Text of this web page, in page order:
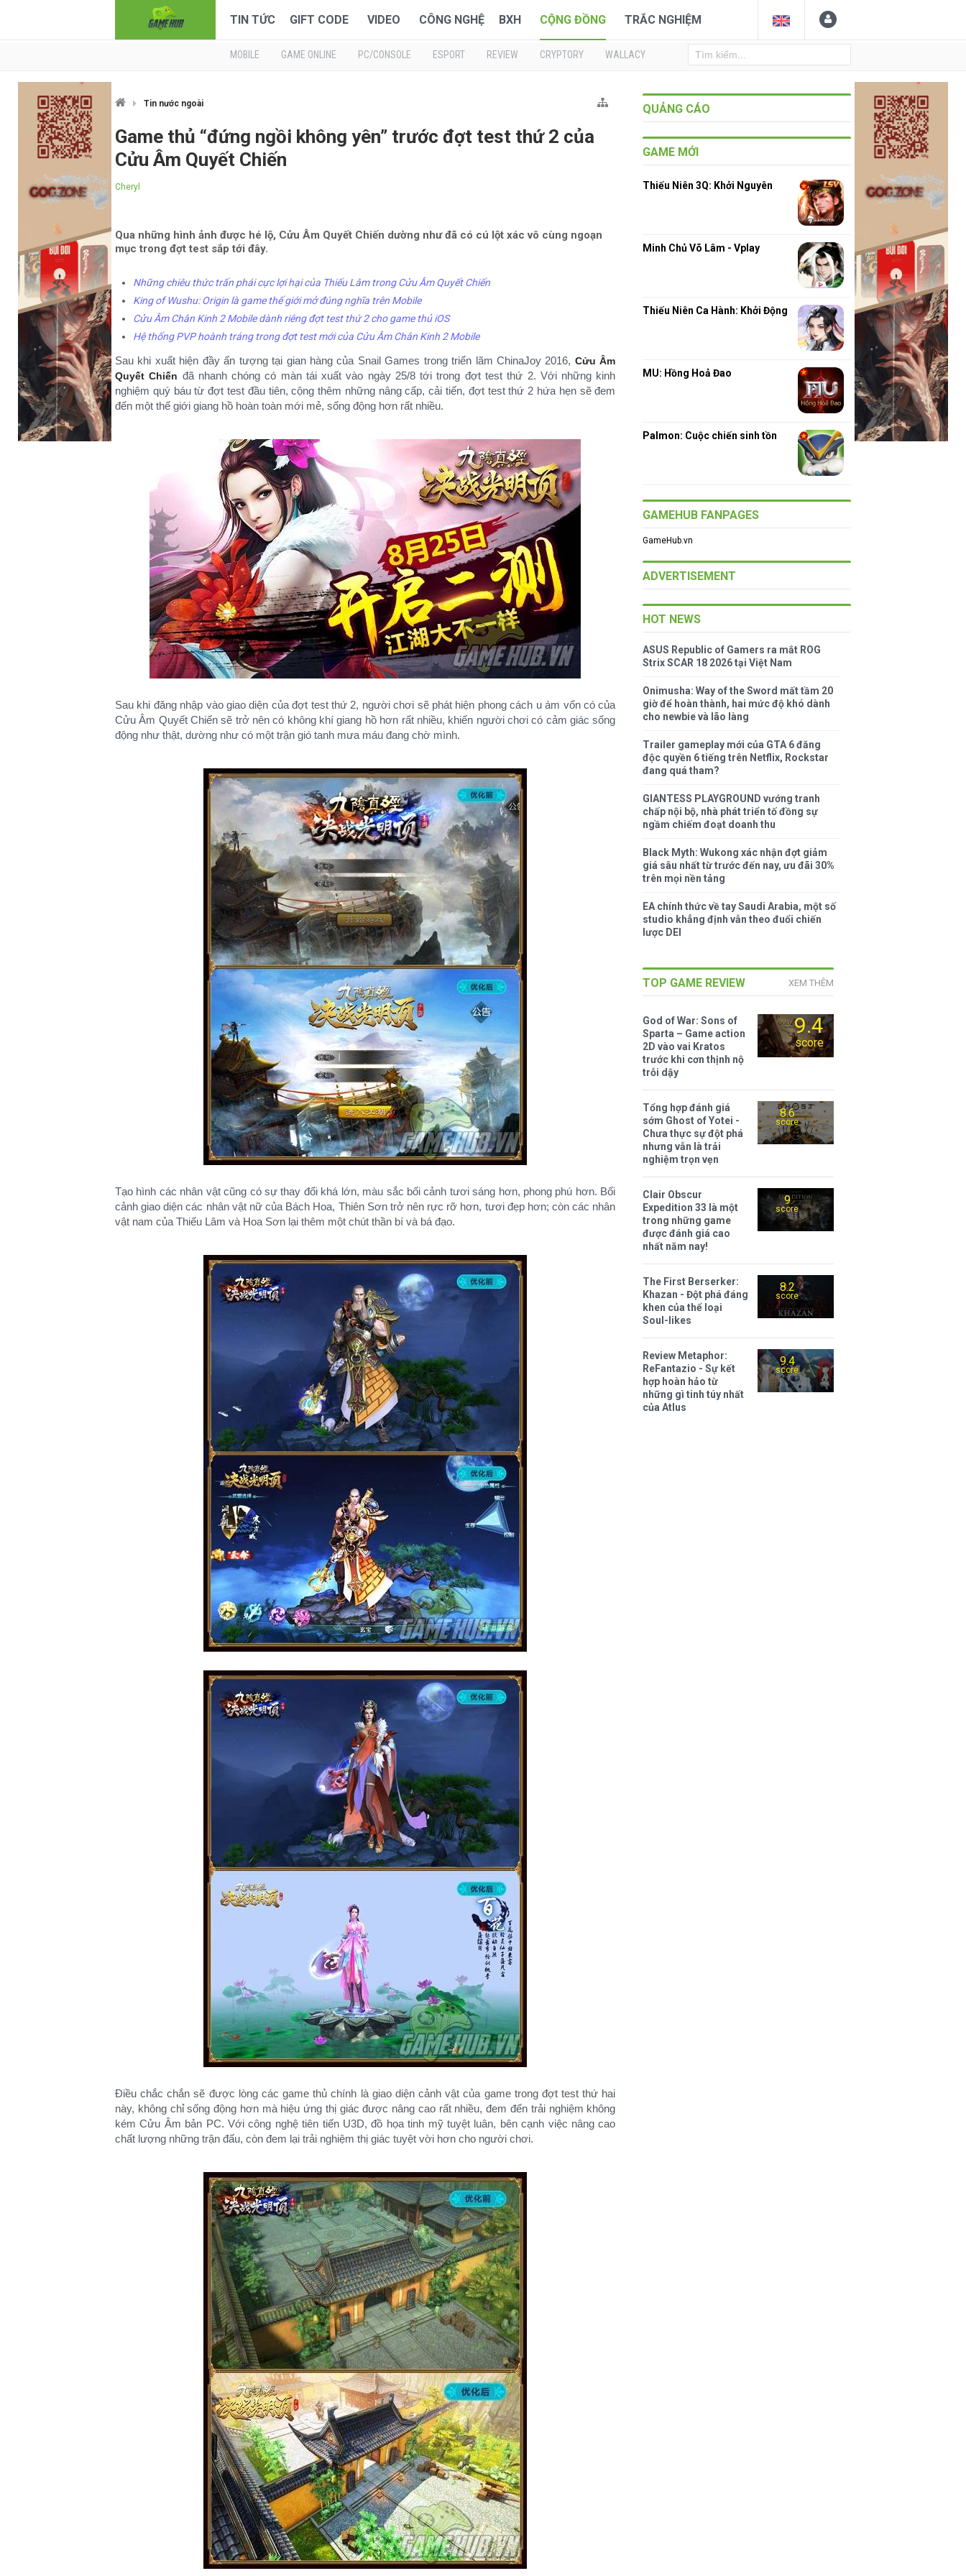
TIN TỨC GIFT CODE VIDEO CÔNG NGHỆ BXH CỘNG ĐỒNG TRẮC NGHIỆM
MOBILE GAME ONLINE PC/CONSOLE ESPORT REVIEW CRYPTORY WALLACY
Tin nước ngoài
Game thủ “đứng ngồi không yên” trước đợt test thứ 2 của
Cửu Âm Quyết Chiến
Cheryl
Qua những hình ảnh được hé lộ, Cửu Âm Quyết Chiến dường như đã có cú lột xác vô cùng ngoạn
mục trong đợt test sắp tới đây.
Những chiêu thức trấn phái cực lợi hại của Thiếu Lâm trong Cửu Âm Quyết Chiến
King of Wushu: Origin là game thế giới mở đúng nghĩa trên Mobile
Cửu Âm Chân Kinh 2 Mobile dành riêng đợt test thứ 2 cho game thủ iOS
Hệ thống PVP hoành tráng trong đợt test mới của Cửu Âm Chân Kinh 2 Mobile
Sau khi xuất hiện đầy ấn tượng tại gian hàng của Snail Games trong triển lãm ChinaJoy 2016, Cửu Âm
Quyết Chiến đã nhanh chóng có màn tái xuất vào ngày 25/8 tới trong đợt test thứ 2. Với những kinh
nghiệm quý báu từ đợt test đầu tiên, cộng thêm những nâng cấp, cải tiến, đợt test thứ 2 hứa hẹn sẽ đem
đến một thế giới giang hồ hoàn toàn mới mẻ, sống động hơn rất nhiều.
Sau khi đăng nhập vào giao diện của đợt test thứ 2, người chơi sẽ phát hiện phong cách u ám vốn có của
Cửu Âm Quyết Chiến sẽ trở nên có không khí giang hồ hơn rất nhiều, khiến người chơi có cảm giác sống
động như thật, dường như có một trận gió tanh mưa máu đang chờ mình.
Tạo hình các nhân vật cũng có sự thay đổi khá lớn, màu sắc bối cảnh tươi sáng hơn, phong phú hơn. Bối
cảnh giao diện các nhân vật nữ của Bách Hoa, Thiên Sơn trở nên rực rỡ hơn, tươi đẹp hơn; còn các nhân
vật nam của Thiếu Lâm và Hoa Sơn lại thêm một chút thần bí và bá đạo.
Điều chắc chắn sẽ được lòng các game thủ chính là giao diện cảnh vật của game trong đợt test thứ hai
này, không chỉ sống động hơn mà hiệu ứng thị giác được nâng cao rất nhiều, đem đến trải nghiệm không
kém Cửu Âm bản PC. Với công nghệ tiên tiến U3D, đồ họa tinh mỹ tuyệt luân, bên cạnh việc nâng cao
chất lượng những trận đấu, còn đem lại trải nghiệm thị giác tuyệt vời hơn cho người chơi.
QUẢNG CÁO
GAME MỚI
Thiếu Niên 3Q: Khởi Nguyên
Minh Chủ Võ Lâm - Vplay
Thiếu Niên Ca Hành: Khởi Động
MU: Hồng Hoả Đao
Palmon: Cuộc chiến sinh tồn
GAMEHUB FANPAGES
GameHub.vn
ADVERTISEMENT
HOT NEWS
ASUS Republic of Gamers ra mắt ROG
Strix SCAR 18 2026 tại Việt Nam
Onimusha: Way of the Sword mất tầm 20
giờ để hoàn thành, hai mức độ khó dành
cho newbie và lão làng
Trailer gameplay mới của GTA 6 đăng
độc quyền 6 tiếng trên Netflix, Rockstar
đang quá tham?
GIANTESS PLAYGROUND vướng tranh
chấp nội bộ, nhà phát triển tố đồng sự
ngầm chiếm đoạt doanh thu
Black Myth: Wukong xác nhận đợt giảm
giá sâu nhất từ trước đến nay, ưu đãi 30%
trên mọi nền tảng
EA chính thức về tay Saudi Arabia, một số
studio khẳng định vẫn theo đuổi chiến
lược DEI
TOP GAME REVIEW XEM THÊM
9.4
score
God of War: Sons of
Sparta – Game action
2D vào vai Kratos
trước khi cơn thịnh nộ
trỗi dậy
8.6
score
Tổng hợp đánh giá
sớm Ghost of Yotei -
Chưa thực sự đột phá
nhưng vẫn là trải
nghiệm trọn vẹn
9
score
Clair Obscur
Expedition 33 là một
trong những game
được đánh giá cao
nhất năm nay!
8.2
score
The First Berserker:
Khazan - Đột phá đáng
khen của thể loại
Soul-likes
9.4
score
Review Metaphor:
ReFantazio - Sự kết
hợp hoàn hảo từ
những gì tinh túy nhất
của Atlus